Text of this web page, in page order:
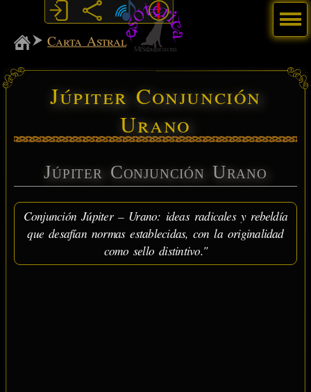
MiSabueso
Carta Astral
Júpiter Conjunción
Urano
Júpiter Conjunción Urano
Conjunción Júpiter – Urano: ideas radicales y rebeldía
que desafían normas establecidas, con la originalidad
como sello distintivo."
Menú